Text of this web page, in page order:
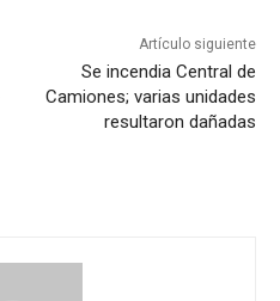
Artículo siguiente
Se incendia Central de
Camiones; varias unidades
resultaron dañadas